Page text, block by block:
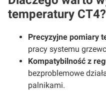
temperatury CT4?
Precyzyjne pomiary
pracy systemu
Kompatybilność z
bezproblemowe
palnikami.